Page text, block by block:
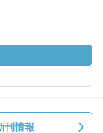
刊情報